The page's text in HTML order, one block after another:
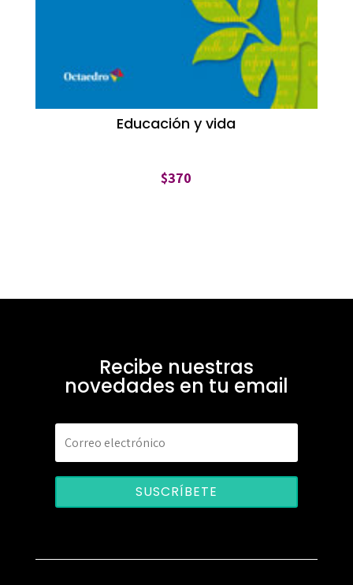
Educación y vida
$370
Recibe nuestras
novedades en tu email
SUSCRÍBETE